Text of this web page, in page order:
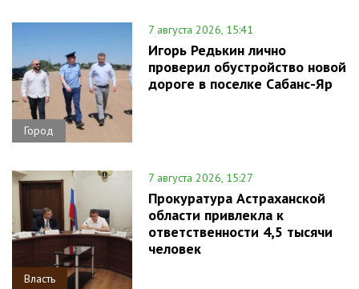
Город
7 августа 2026, 15:41
Игорь Редькин лично
проверил обустройство новой
дороге в поселке Сабанс-Яр
Власть
7 августа 2026, 15:27
Прокуратура Астраханской
области привлекла к
ответственности 4,5 тысячи
человек